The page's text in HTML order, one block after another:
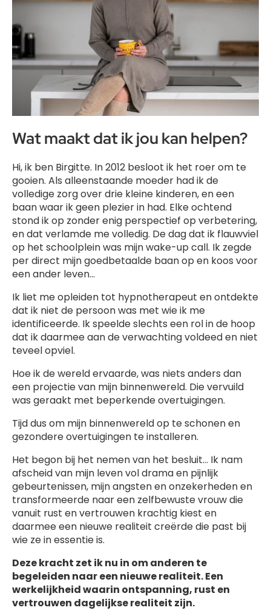
Wat maakt dat ik jou kan helpen?
Hi, ik ben Birgitte. In 2012 besloot ik het roer om te
gooien. Als alleenstaande moeder had ik de
volledige zorg over drie kleine kinderen, en een
baan waar ik geen plezier in had. Elke ochtend
stond ik op zonder enig perspectief op verbetering,
en dat verlamde me volledig. De dag dat ik flauwviel
op het schoolplein was mijn wake-up call. Ik zegde
per direct mijn goedbetaalde baan op en koos voor
een ander leven…
Ik liet me opleiden tot hypnotherapeut en ontdekte
dat ik niet de persoon was met wie ik me
identificeerde. Ik speelde slechts een rol in de hoop
dat ik daarmee aan de verwachting voldeed en niet
teveel opviel.
Hoe ik de wereld ervaarde, was niets anders dan
een projectie van mijn binnenwereld. Die vervuild
was geraakt met beperkende overtuigingen.
Tijd dus om mijn binnenwereld op te schonen en
gezondere overtuigingen te installeren.
Het begon bij het nemen van het besluit… Ik nam
afscheid van mijn leven vol drama en pijnlijk
gebeurtenissen, mijn angsten en onzekerheden en
transformeerde naar een zelfbewuste vrouw die
vanuit rust en vertrouwen krachtig kiest en
daarmee een nieuwe realiteit creërde die past bij
wie ze in essentie is.
Deze kracht zet ik nu in om anderen te
begeleiden naar een nieuwe realiteit. Een
werkelijkheid waarin ontspanning, rust en
vertrouwen dagelijkse realiteit zijn.